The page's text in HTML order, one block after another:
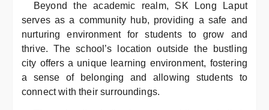
Beyond the academic realm, SK Long Laput
serves as a community hub, providing a safe and
nurturing environment for students to grow and
thrive. The school’s location outside the bustling
city offers a unique learning environment, fostering
a sense of belonging and allowing students to
connect with their surroundings.